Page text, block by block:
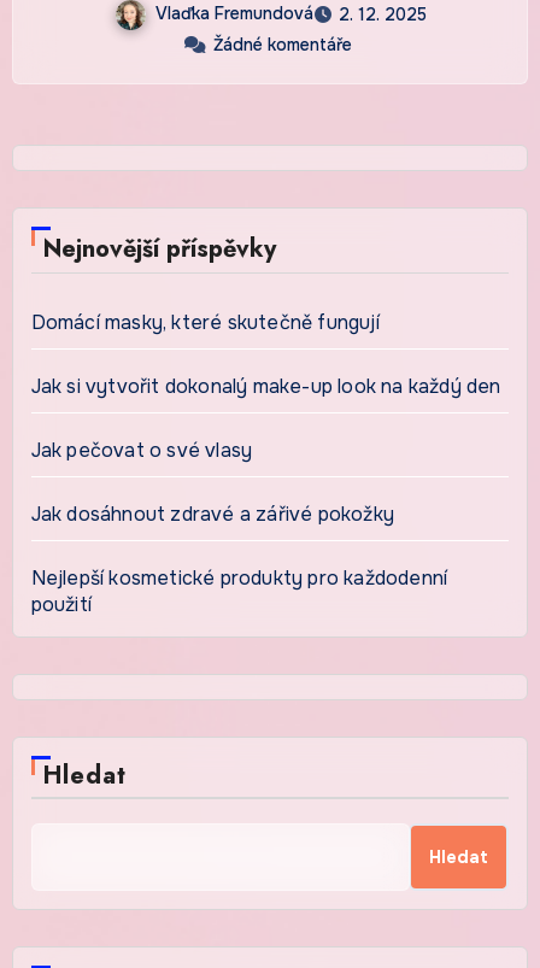
Vlaďka Fremundová
2. 12. 2025
Žádné komentáře
Nejnovější příspěvky
Domácí masky, které skutečně fungují
Jak si vytvořit dokonalý make-up look na každý den
Jak pečovat o své vlasy
Jak dosáhnout zdravé a zářivé pokožky
Nejlepší kosmetické produkty pro každodenní
použití
Hledat
Hledat